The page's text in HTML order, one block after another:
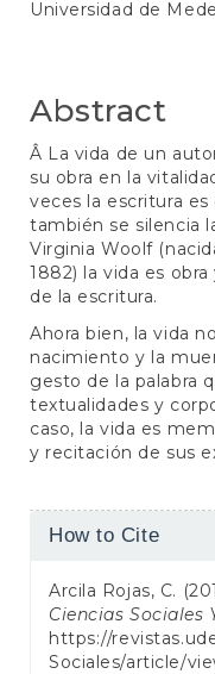
Article
Universidad de
Abstract
Â La vida de un
su obra en la
veces la escritura
también se silencia
Virginia Woolf
1882) la vida es
de la escritura.
Ahora bien, la vida
nacimiento y la
gesto de la palabra
textualidades y
caso, la vida es
y recitación de sus
Article
How to Cite
Arcila Rojas, C.
Ciencias Sociales
https://
Sociales/article/